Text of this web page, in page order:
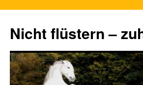
Nicht flüstern –